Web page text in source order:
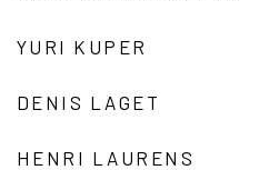
YURI KUPER
DENIS LAGET
HENRI LAURENS